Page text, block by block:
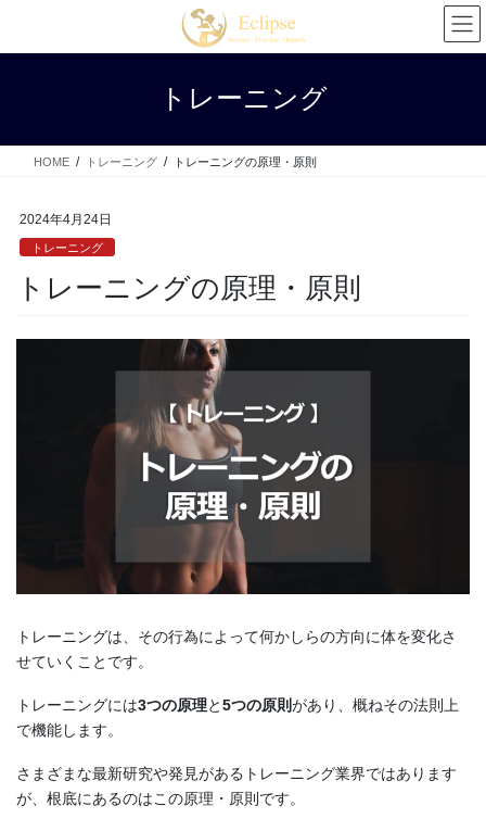
テ
ス
ゲ
ン
トレーニング
HOME トレーニング トレーニングの原理・原則
2024年4月24日
トレーニング
トレーニングの原理・原則
トレーニングは、その行為によって何かしらの方向に体を変化さ
せていくことです。
トレーニングには3つの原理と5つの原則があり、概ねその法則上
で機能します。
さまざまな最新研究や発見があるトレーニング業界ではあります
が、根底にあるのはこの原理・原則です。